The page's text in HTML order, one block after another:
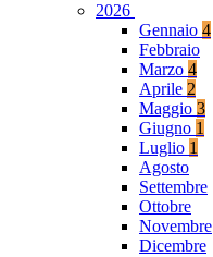
2026
Gennaio 4
Febbraio
Marzo 4
Aprile 2
Maggio 3
Giugno 1
Luglio 1
Agosto
Settembre
Ottobre
Novembre
Dicembre